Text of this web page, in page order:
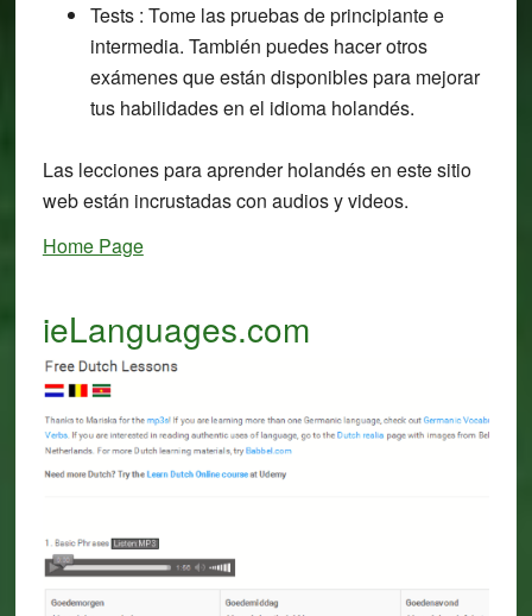
Tests : Tome las pruebas de principiante e
intermedia. También puedes hacer otros
exámenes que están disponibles para mejorar
tus habilidades en el idioma holandés.
Las lecciones para aprender holandés en este sitio
web están incrustadas con audios y videos.
Home Page
ieLanguages.com